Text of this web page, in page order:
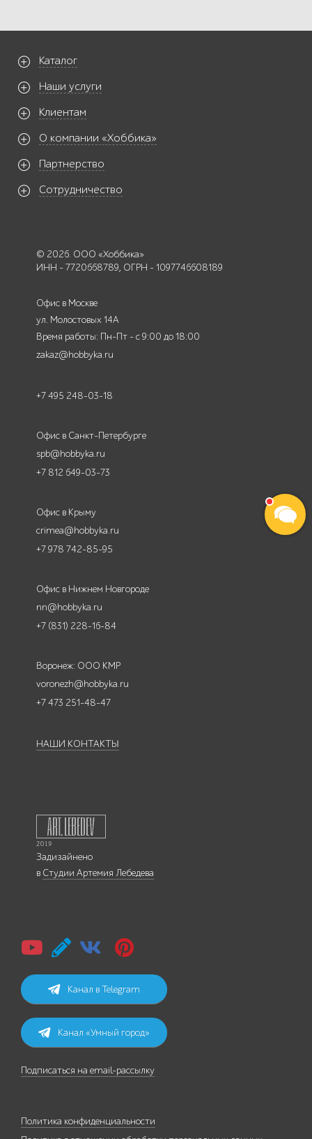
Каталог
Наши услуги
Клиентам
О компании «Хоббика»
Партнерство
Сотрудничество
© 2026. ООО «Хоббика»
ИНН - 7720668789, ОГРН - 1097746608189
Офис в Москве
ул. Молостовых 14А
Время работы: Пн-Пт - с 9:00 до 18:00
zakaz@hobbyka.ru
+7 495 248-03-18
Офис в Санкт-Петербурге
spb@hobbyka.ru
+7 812 649-03-73
Офис в Крыму
crimea@hobbyka.ru
+7 978 742-85-95
Офис в Нижнем Новгороде
nn@hobbyka.ru
+7 (831) 228-16-84
Воронеж: ООО КМР
voronezh@hobbyka.ru
+7 473 251-48-47
НАШИ КОНТАКТЫ
Задизайнено
в Студии Артемия Лебедева
Канал в Telegram
Канал «Умный город»
Подписаться на email-рассылку
Политика конфиденциальности